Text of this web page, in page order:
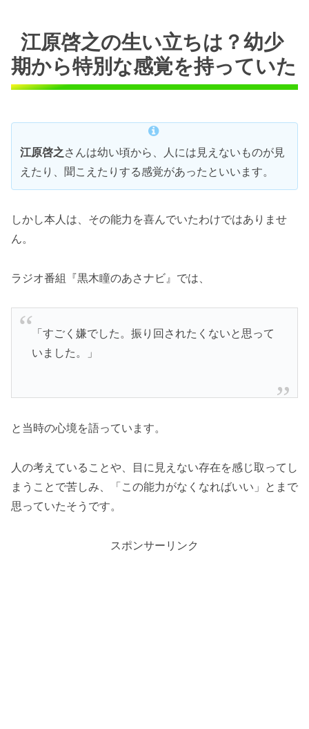
江原啓之の生い立ちは？幼少
期から特別な感覚を持っていた
江原啓之さんは幼い頃から、人には見えないものが見
えたり、聞こえたりする感覚があったといいます。
しかし本人は、その能力を喜んでいたわけではありませ
ん。
ラジオ番組『黒木瞳のあさナビ』では、
「すごく嫌でした。振り回されたくないと思って
いました。」
と当時の心境を語っています。
人の考えていることや、目に見えない存在を感じ取ってし
まうことで苦しみ、「この能力がなくなればいい」とまで
思っていたそうです。
スポンサーリンク